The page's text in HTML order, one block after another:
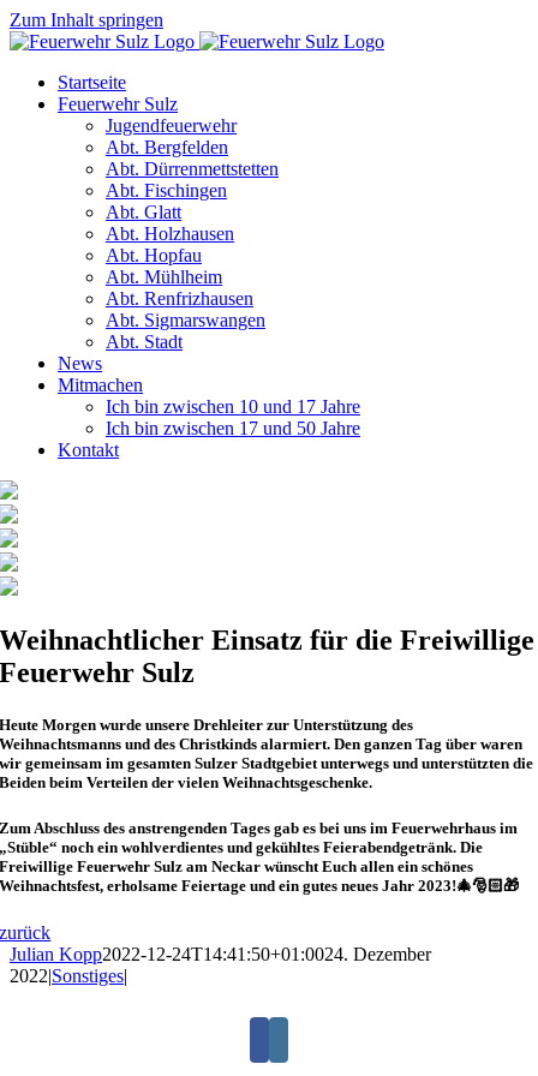
Zum Inhalt springen
Startseite
Feuerwehr Sulz
Jugendfeuerwehr
Abt. Bergfelden
Abt. Dürrenmettstetten
Abt. Fischingen
Abt. Glatt
Abt. Holzhausen
Abt. Hopfau
Abt. Mühlheim
Abt. Renfrizhausen
Abt. Sigmarswangen
Abt. Stadt
News
Mitmachen
Ich bin zwischen 10 und 17 Jahre
Ich bin zwischen 17 und 50 Jahre
Kontakt
Weihnachtlicher Einsatz für die Freiwillige
Feuerwehr Sulz
Heute Morgen wurde unsere Drehleiter zur Unterstützung des
Weihnachtsmanns und des Christkinds alarmiert. Den ganzen Tag über waren
wir gemeinsam im gesamten Sulzer Stadtgebiet unterwegs und unterstützten die
Beiden beim Verteilen der vielen Weihnachtsgeschenke.
Zum Abschluss des anstrengenden Tages gab es bei uns im Feuerwehrhaus im
„Stüble“ noch ein wohlverdientes und gekühltes Feierabendgetränk. Die
Freiwillige Feuerwehr Sulz am Neckar wünscht Euch allen ein schönes
Weihnachtsfest, erholsame Feiertage und ein gutes neues Jahr 2023!🎄🎅🏻🎁
zurück
Julian Kopp2022-12-24T14:41:50+01:0024. Dezember
2022|Sonstiges|